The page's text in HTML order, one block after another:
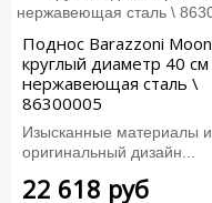
Поднос Barazzoni Moon
круглый диаметр 40 см
нержавеющая сталь \
86300005
Изысканные материалы и
оригинальный дизайн...
22 618 руб